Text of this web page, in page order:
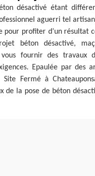
désactivé étant
aguerri tel
pour profiter d’un résultat
béton désactivé,
vous fournir des travaux
Epaulée par des
Site Fermé à
de la pose de béton